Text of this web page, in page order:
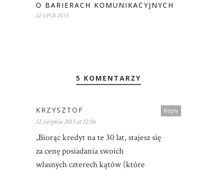
O BARIERACH KOMUNIKACYJNYCH
22 LIPCA 2013
5 KOMENTARZY
Reply
KRZYSZTOF
12 sierpnia 2013 at 12:06
„Biorąc kredyt na te 30 lat, stajesz się
za cenę posiadania swoich
własnych czterech kątów (które